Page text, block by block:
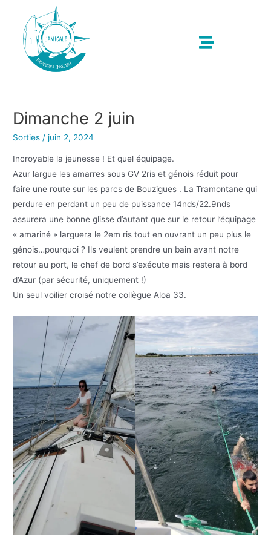
Dimanche 2 juin
Sorties /juin 2, 2024
Incroyable la jeunesse ! Et quel équipage.
Azur largue les amarres sous GV 2ris et génois réduit pour
faire une route sur les parcs de Bouzigues . La Tramontane qui
perdure en perdant un peu de puissance 14nds/22.9nds
assurera une bonne glisse d’autant que sur le retour l’équipage
« amariné » larguera le 2em ris tout en ouvrant un peu plus le
génois…pourquoi ? Ils veulent prendre un bain avant notre
retour au port, le chef de bord s’exécute mais restera à bord
d’Azur (par sécurité, uniquement !)
Un seul voilier croisé notre collègue Aloa 33.